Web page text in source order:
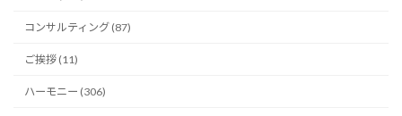
コンサルティング (87)
ご挨拶 (11)
ハーモニー (306)